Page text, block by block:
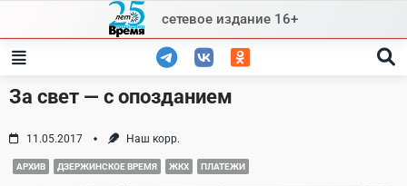
content
сетевое издание 16+
За свет — с опозданием
11.05.2017 Наш корр.
АРХИВ ДЗЕРЖИНСКОЕ ВРЕМЯ ЖКХ ПЛАТЕЖИ